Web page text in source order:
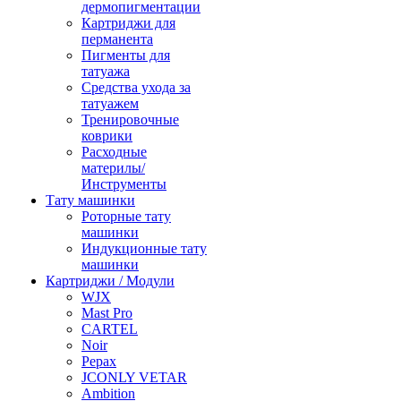
дермопигментации
Картриджи для
перманента
Пигменты для
татуажа
Средства ухода за
татуажем
Тренировочные
коврики
Расходные
материлы/
Инструменты
Тату машинки
Роторные тату
машинки
Индукционные тату
машинки
Картриджи / Модули
WJX
Mast Pro
CARTEL
Noir
Pepax
JCONLY VETAR
Ambition